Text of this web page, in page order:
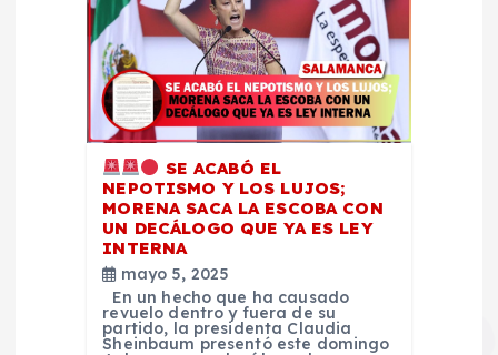
SE ACABÓ EL
NEPOTISMO Y LOS LUJOS;
MORENA SACA LA ESCOBA CON
UN DECÁLOGO QUE YA ES LEY
INTERNA
mayo 5, 2025
En un hecho que ha causado
revuelo dentro y fuera de su
partido, la presidenta Claudia
Sheinbaum presentó este domingo